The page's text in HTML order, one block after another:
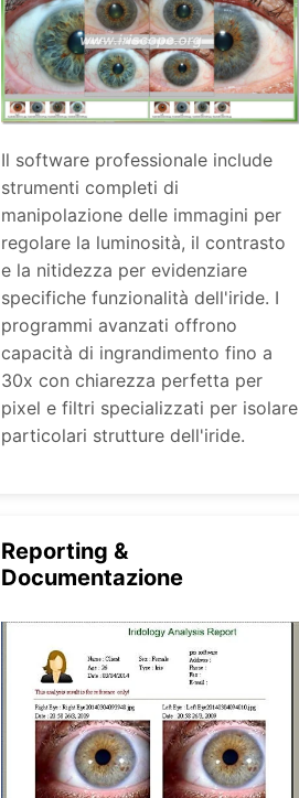
Il software professionale include
strumenti completi di
manipolazione delle immagini per
regolare la luminosità, il contrasto
e la nitidezza per evidenziare
specifiche funzionalità dell'iride. I
programmi avanzati offrono
capacità di ingrandimento fino a
30x con chiarezza perfetta per
pixel e filtri specializzati per isolare
particolari strutture dell'iride.
Reporting &
Documentazione